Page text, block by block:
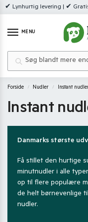
✔ Lynhurtig levering | ✔
MENU
Forside / Nudler / Instant
Instant
Danmarks største
Få stillet den hurtige
minutnudler i alle
op til flere populære
de helt børnevenlige
nudler.